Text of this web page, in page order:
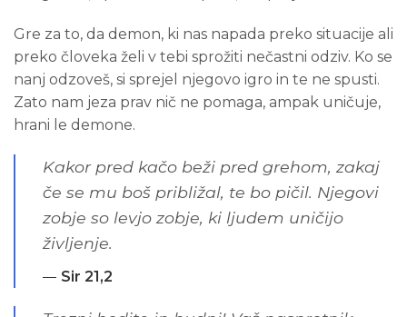
Gre za to, da demon, ki nas napada preko situacije ali
preko človeka želi v tebi sprožiti nečastni odziv. Ko se
nanj odzoveš, si sprejel njegovo igro in te ne spusti.
Zato nam jeza prav nič ne pomaga, ampak uničuje,
hrani le demone.
Kakor pred kačo beži pred grehom, zakaj
če se mu boš približal, te bo pičil. Njegovi
zobje so levjo zobje, ki ljudem uničijo
življenje.
Sir 21,2